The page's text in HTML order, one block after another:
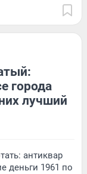
города
лучший
антиквар
деньги 1961 по